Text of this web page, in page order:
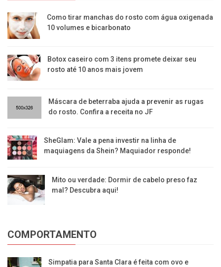
Como tirar manchas do rosto com água oxigenada
10 volumes e bicarbonato
Botox caseiro com 3 itens promete deixar seu
rosto até 10 anos mais jovem
Máscara de beterraba ajuda a prevenir as rugas
do rosto. Confira a receita no JF
SheGlam: Vale a pena investir na linha de
maquiagens da Shein? Maquiador responde!
Mito ou verdade: Dormir de cabelo preso faz
mal? Descubra aqui!
COMPORTAMENTO
Simpatia para Santa Clara é feita com ovo e